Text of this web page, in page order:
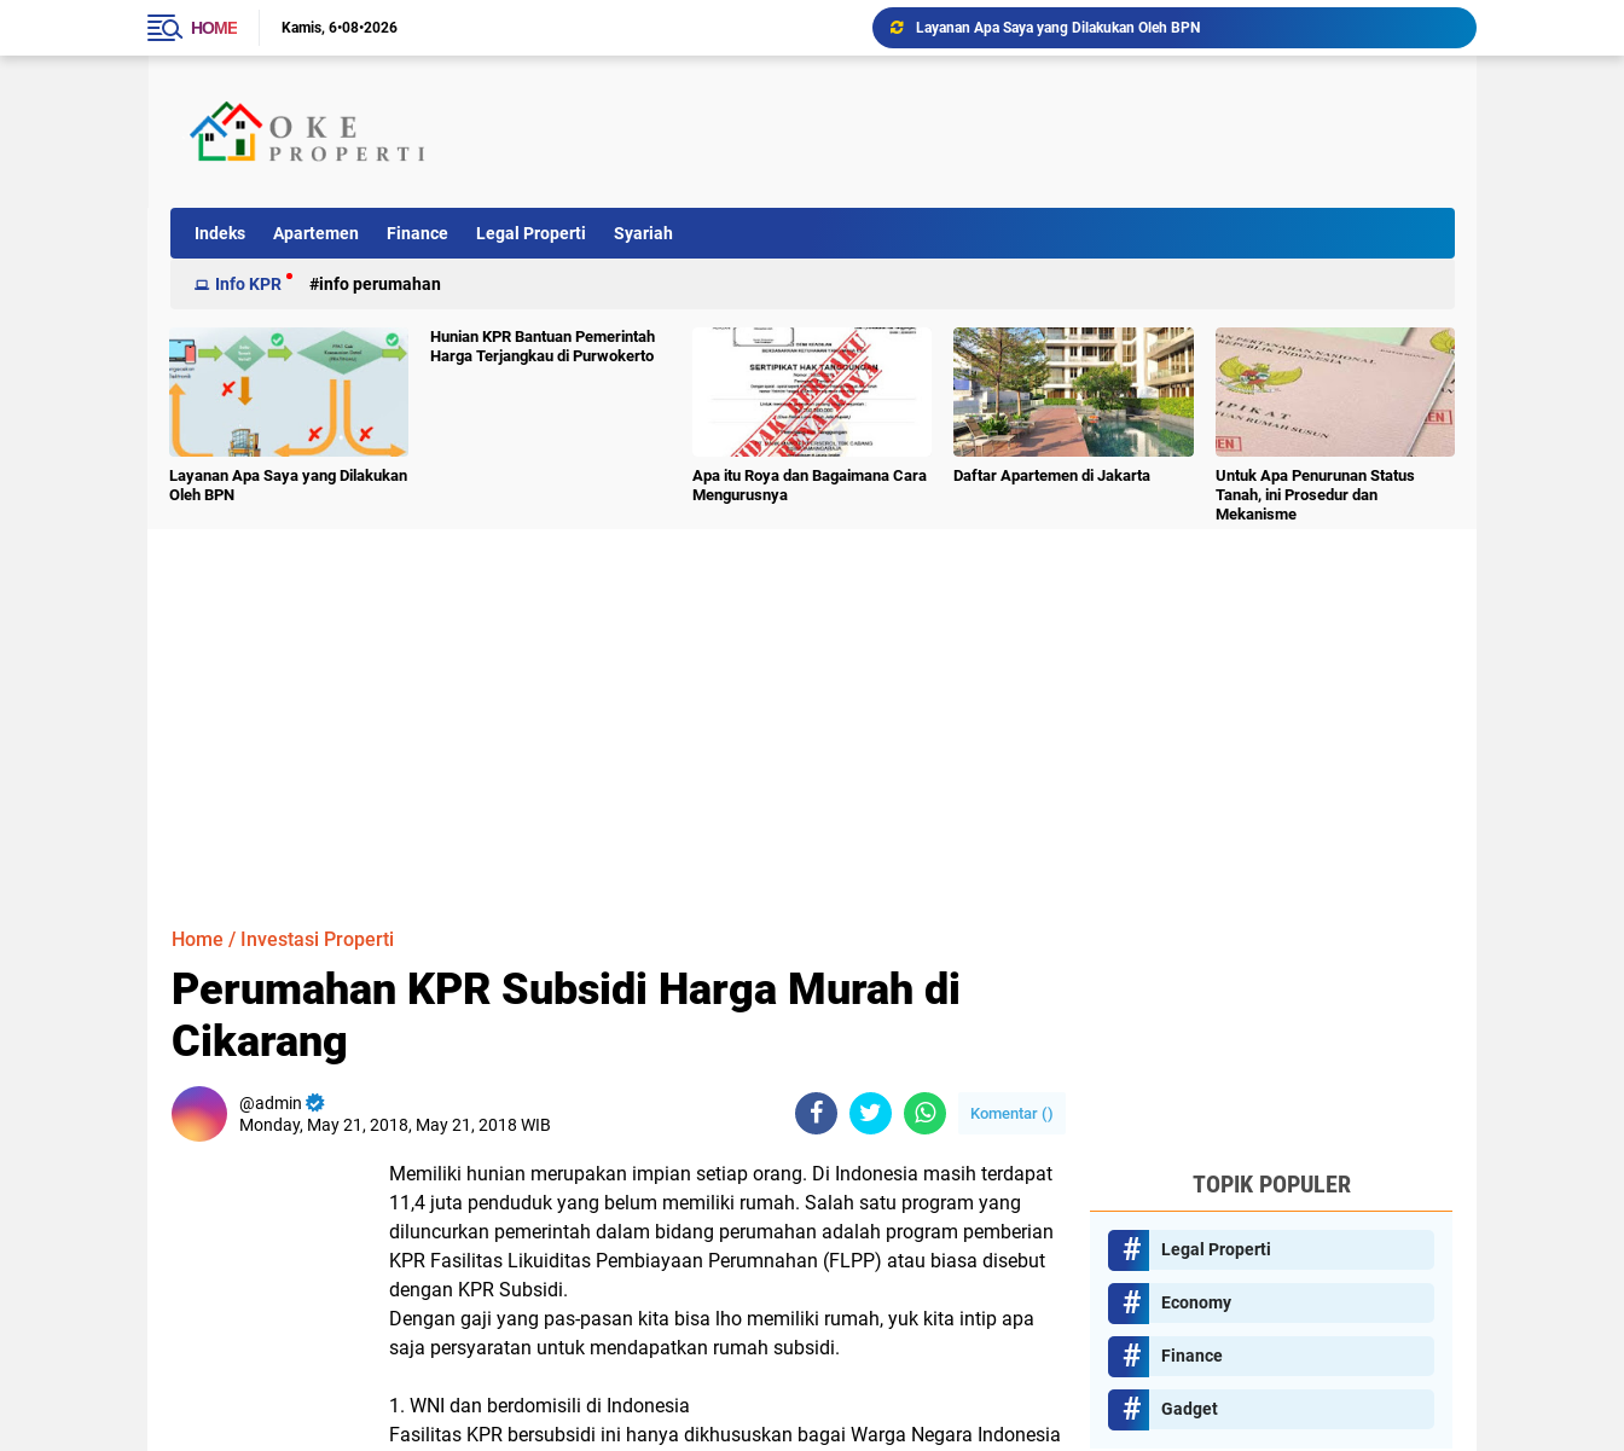
HOME Kamis 6•08•2026
Layanan Apa Saya yang Dilakukan Oleh BPN
Ini Penjelasan Property Listing Rooma21
Doa Agar Cepat Punya Rumah dari Habib Sholeh Tanggul
Indeks Apartemen Finance Legal Properti Syariah
Info KPR info perumahan
Layanan Apa Saya yang Dilakukan
Oleh BPN
Hunian KPR Bantuan Pemerintah
Harga Terjangkau di Purwokerto
Apa itu Roya dan Bagaimana Cara
Mengurusnya
Daftar Apartemen di Jakarta
Untuk Apa Penurunan Status
Tanah, ini Prosedur dan
Mekanisme
Home / Investasi Properti
Perumahan KPR Subsidi Harga Murah di
Cikarang
admin
Monday, May 21, 2018, May 21, 2018 WIB
Komentar ()
Memiliki hunian merupakan impian setiap orang. Di Indonesia masih terdapat
11,4 juta penduduk yang belum memiliki rumah. Salah satu program yang
diluncurkan pemerintah dalam bidang perumahan adalah program pemberian
KPR Fasilitas Likuiditas Pembiayaan Perumnahan (FLPP) atau biasa disebut
dengan KPR Subsidi.
Dengan gaji yang pas-pasan kita bisa lho memiliki rumah, yuk kita intip apa
saja persyaratan untuk mendapatkan rumah subsidi.
1. WNI dan berdomisili di Indonesia
Fasilitas KPR bersubsidi ini hanya dikhususkan bagai Warga Negara Indonesia
TOPIK POPULER
Legal Properti
Economy
Finance
Gadget